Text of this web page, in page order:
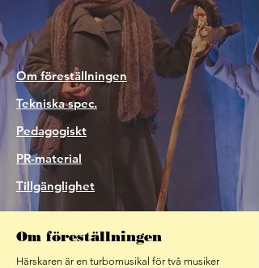
Om föreställningen
Tekniska spec.
Pedagogiskt
PR-material
Tillgänglighet
Om föreställningen
Härskaren är en turbomusikal för två musiker